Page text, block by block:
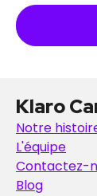
Klaro
Notre
L'équipe
Contactez-
Blog